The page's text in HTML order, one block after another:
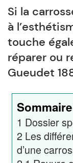
Si la
à
touche
réparer ou
Gueudet
Sommaire
1 Dossier
2 Les
d’une